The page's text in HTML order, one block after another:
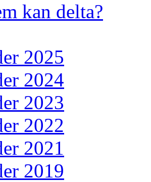
kan delta?
2025
2024
2023
2022
2021
2019